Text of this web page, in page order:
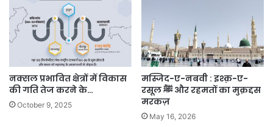
नक्सल प्रभावित क्षेत्रों में विकास
की गति तेज करने के…
October 9, 2025
मस्जिद-ए-नबवी : इश्क़-ए-
रसूल ﷺ और रहमतों का मुक़द्दस
मरकज़
May 16, 2026